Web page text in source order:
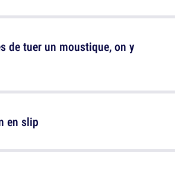
en slip
de tuer un moustique, on y